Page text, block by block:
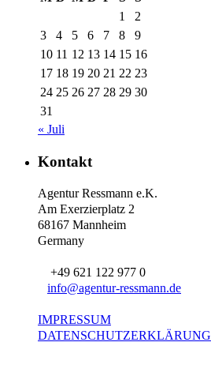
1
2
3
4 5 6 7 8
9
10 11 12 13 14 15 16
17 18 19 20 21 22 23
24 25 26 27 28 29 30
31
« Juli
Kontakt
Agentur Ressmann e.K.
Am Exerzierplatz 2
68167 Mannheim
Germany
+49 621 122 977 0
info@agentur-ressmann.de
IMPRESSUM
DATENSCHUTZERKLÄRUNG